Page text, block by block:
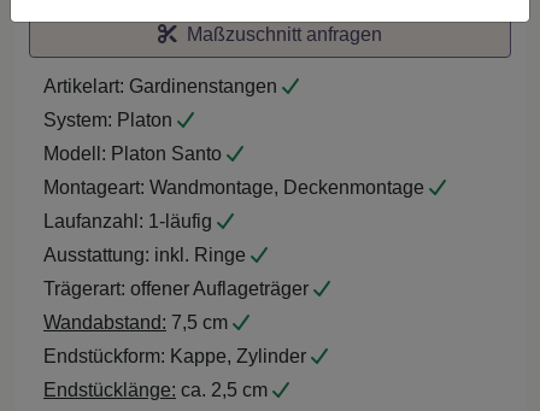
Maßzuschnitt anfragen
Artikelart: Gardinenstangen
System: Platon
Modell: Platon Santo
Montageart: Wandmontage, Deckenmontage
Laufanzahl: 1-läufig
Ausstattung: inkl. Ringe
Trägerart: offener Auflageträger
Wandabstand: 7,5 cm
Endstückform: Kappe, Zylinder
Endstücklänge: ca. 2,5 cm